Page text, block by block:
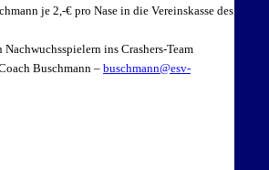
je 2,-€ pro Nase in die Vereinskasse des
ins Crashers-Team
Buschmann – buschmann@esv-